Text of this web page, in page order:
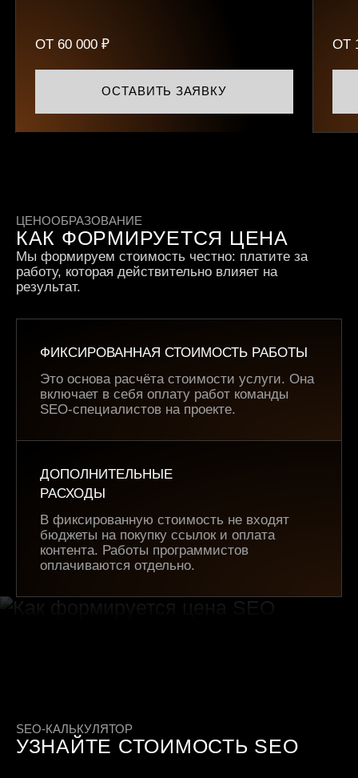
ОТ 60 000 ₽
ОСТАВИТЬ ЗАЯВКУ
ОТ
ЦЕНООБРАЗОВАНИЕ
КАК ФОРМИРУЕТСЯ ЦЕНА
Мы формируем стоимость честно: платите за
работу, которая действительно влияет на
результат.
ФИКСИРОВАННАЯ СТОИМОСТЬ РАБОТЫ
Это основа расчёта стоимости услуги. Она
включает в себя оплату работ команды
SEO-специалистов на проекте.
ДОПОЛНИТЕЛЬНЫЕ
РАСХОДЫ
В фиксированную стоимость не входят
бюджеты на покупку ссылок и оплата
контента. Работы программистов
оплачиваются отдельно.
SEO-КАЛЬКУЛЯТОР
УЗНАЙТЕ СТОИМОСТЬ SEO